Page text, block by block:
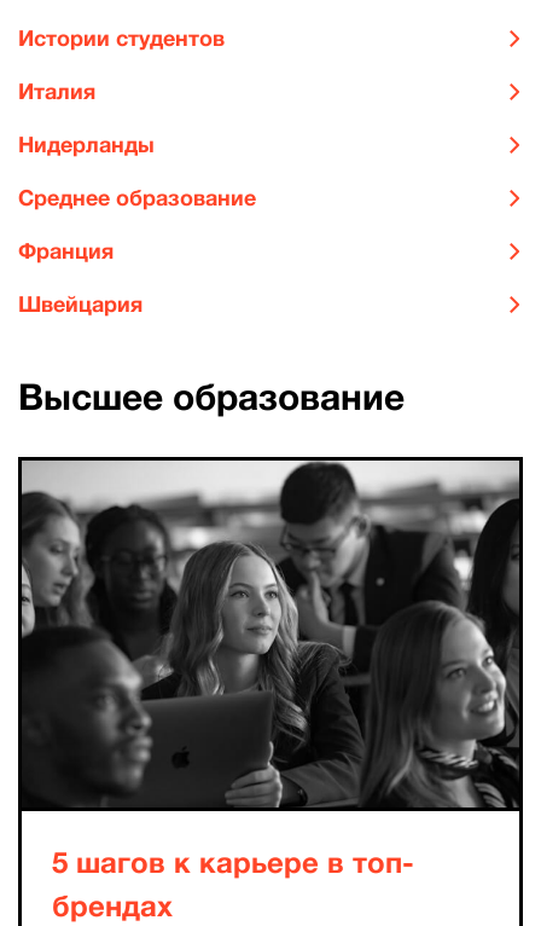
Истории студентов
Италия
Нидерланды
Среднее образование
Франция
Швейцария
Высшее образование
5 шагов к карьере в топ-
брендах